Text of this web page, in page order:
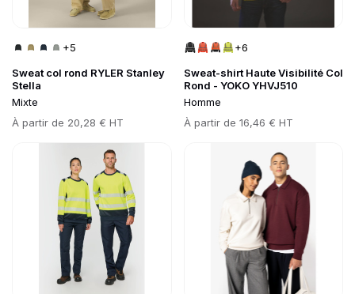
Sweat col rond RYLER Stanley
Stella
Mixte
Prix
À partir de 20,28 € HT
+5
Sweat-shirt Haute Visibilité Col
Rond - YOKO YHVJ510
Homme
Prix
À partir de 16,46 € HT
+6
Go to product page Go to product page